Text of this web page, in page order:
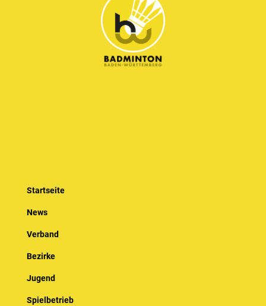
Startseite
News
Verband
Bezirke
Jugend
Spielbetrieb